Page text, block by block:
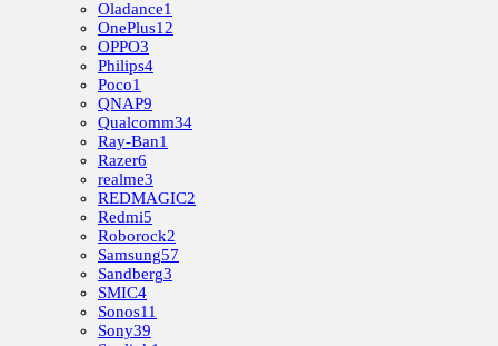
Oladance1
OnePlus12
OPPO3
Philips4
Poco1
QNAP9
Qualcomm34
Ray-Ban1
Razer6
realme3
REDMAGIC2
Redmi5
Roborock2
Samsung57
Sandberg3
SMIC4
Sonos11
Sony39